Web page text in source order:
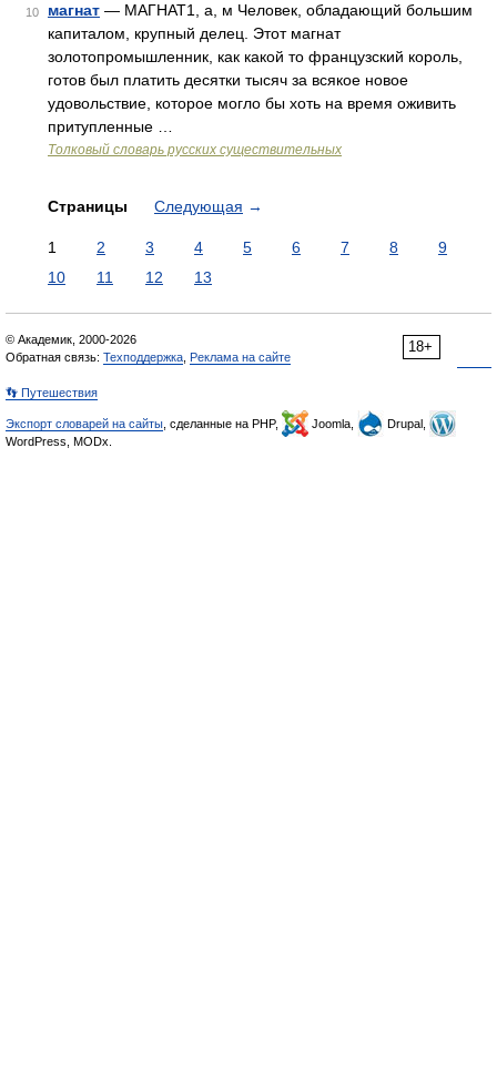
10 магнат — МАГНАТ1, а, м Человек, обладающий большим
капиталом, крупный делец. Этот магнат
золотопромышленник, как какой то французский король,
готов был платить десятки тысяч за всякое новое
удовольствие, которое могло бы хоть на время оживить
притупленные …
Толковый словарь русских существительных
Страницы Следующая →
1 2 3 4 5 6 7 8
9
10
11 12 13
18+
© Академик, 2000-2026
Обратная связь: Техподдержка Реклама на сайте
👣 Путешествия
Экспорт словарей на сайты , сделанные на PHP, Joomla,
Drupal,
WordPress, MODx.